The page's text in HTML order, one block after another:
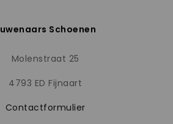
Schoenen
Molenstraat 25
4793 ED Fijnaart
Contactformulier